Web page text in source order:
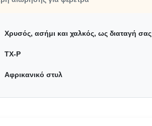
Χρυσός, ασήμι και χαλκός, ως διαταγή σας
TX-P
Αφρικανικό στυλ